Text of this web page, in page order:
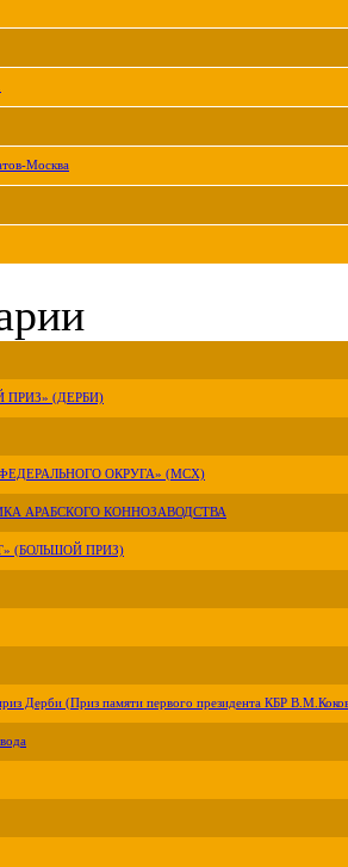
Москва
ПРИЗ» (ДЕРБИ)
ОКРУГА» (МСХ)
АРАБСКОГО КОННОЗАВОДСТВА
(БОЛЬШОЙ ПРИЗ)
Дерби (Приз памяти первого президента КБР